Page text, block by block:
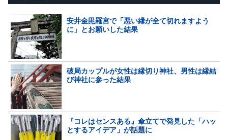
安井金毘羅宮で「悪い縁が全て切れますよう
に」とお願いした結果
破局カップルが女性は縁切り神社、男性は縁結
び神社に参った結果
『コレはセンスある』傘立てで発見した「ハッ
とするアイデア」が話題に